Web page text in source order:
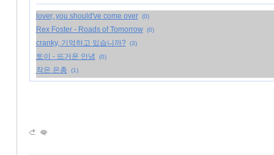
lover, you should've come over (0)
Rex Foster - Roads of Tomorrow (0)
cranky, 기억하고 있습니까? (3)
토이 - 뜨거운 안녕 (0)
작은 은총 (1)